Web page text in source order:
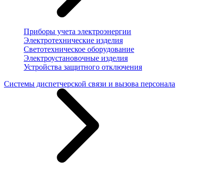
Приборы учета электроэнергии
Электротехнические изделия
Светотехническое оборудование
Электроустановочные изделия
Устройства защитного отключения
Системы диспетчерской связи и вызова персонала